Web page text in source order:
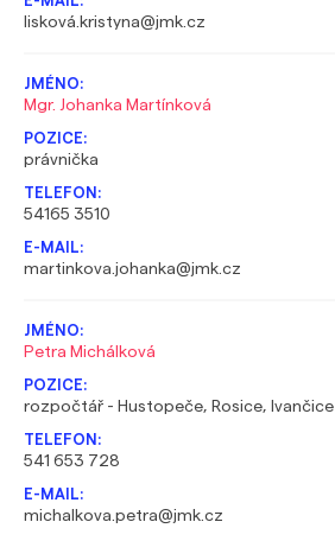
lisková.kristyna@jmk.cz
Mgr. Johanka Martínková
právnička
54165 3510
martinkova.johanka@jmk.cz
Petra Michálková
rozpočtář - Hustopeče, Rosice, Ivančice
541 653 728
michalkova.petra@jmk.cz